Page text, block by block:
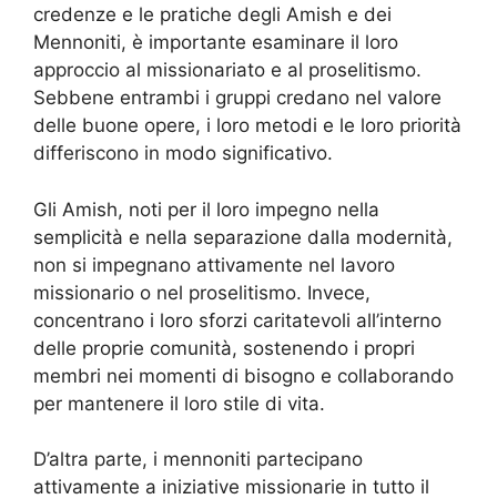
credenze e le pratiche degli Amish e dei
Mennoniti, è importante esaminare il loro
approccio al missionariato e al proselitismo.
Sebbene entrambi i gruppi credano nel valore
delle buone opere, i loro metodi e le loro priorità
differiscono in modo significativo.
Gli Amish, noti per il loro impegno nella
semplicità e nella separazione dalla modernità,
non si impegnano attivamente nel lavoro
missionario o nel proselitismo. Invece,
concentrano i loro sforzi caritatevoli all’interno
delle proprie comunità, sostenendo i propri
membri nei momenti di bisogno e collaborando
per mantenere il loro stile di vita.
D’altra parte, i mennoniti partecipano
attivamente a iniziative missionarie in tutto il